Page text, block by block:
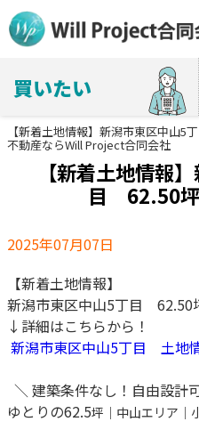
買いたい
【新着土地情報】新潟市東区中山
不動産ならWill Project合同会社
【新着土地情報
目 62.50
2025年07月07日
【新着土地情報】
新潟市東区中山5丁目
↓詳細はこちらから！
新潟市東区中山5丁目 土地
＼ 建築条件なし！自由設計
ゆとりの62.5坪｜中山エリア｜